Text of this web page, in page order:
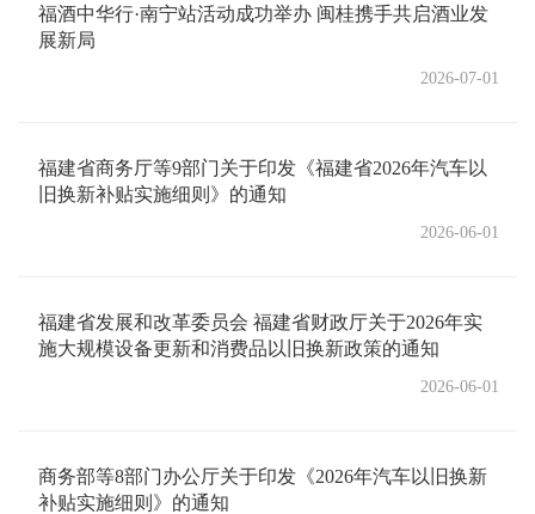
福酒中华行·南宁站活动成功举办 闽桂携手共启酒业发
展新局
2026-07-01
福建省商务厅等9部门关于印发《福建省2026年汽车以
旧换新补贴实施细则》的通知
2026-06-01
福建省发展和改革委员会 福建省财政厅关于2026年实
施大规模设备更新和消费品以旧换新政策的通知
2026-06-01
商务部等8部门办公厅关于印发《2026年汽车以旧换新
补贴实施细则》的通知